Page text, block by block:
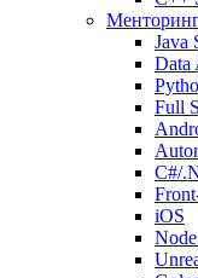
Java
Data
Full
C#/
iOS